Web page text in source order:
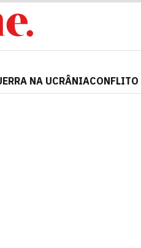
NA UCRÂNIA